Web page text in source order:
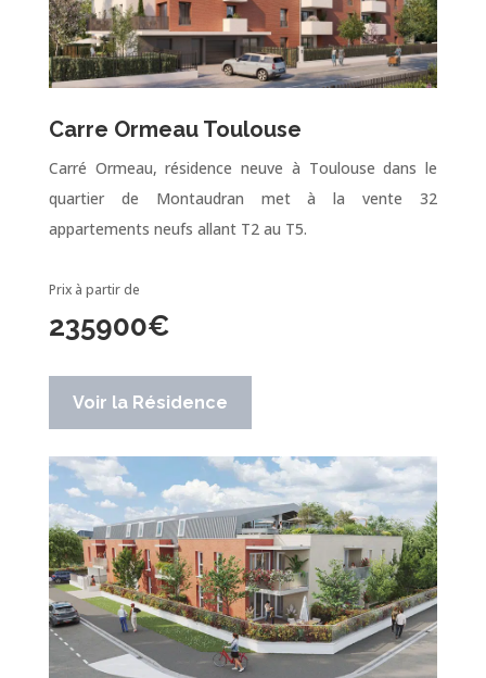
Carre Ormeau Toulouse
Carré Ormeau, résidence neuve à Toulouse dans le
quartier de Montaudran met à la vente 32
appartements neufs allant T2 au T5.
Prix à partir de
235900€
Voir la Résidence